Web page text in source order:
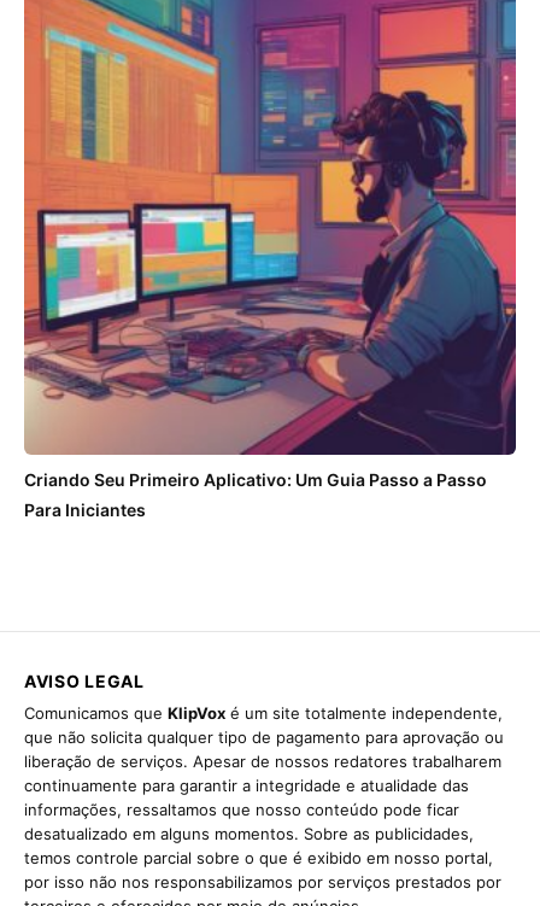
Criando Seu Primeiro Aplicativo: Um Guia Passo a Passo
Para Iniciantes
AVISO LEGAL
Comunicamos que KlipVox é um site totalmente independente,
que não solicita qualquer tipo de pagamento para aprovação ou
liberação de serviços. Apesar de nossos redatores trabalharem
continuamente para garantir a integridade e atualidade das
informações, ressaltamos que nosso conteúdo pode ficar
desatualizado em alguns momentos. Sobre as publicidades,
temos controle parcial sobre o que é exibido em nosso portal,
por isso não nos responsabilizamos por serviços prestados por